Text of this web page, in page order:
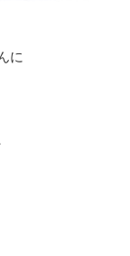
に